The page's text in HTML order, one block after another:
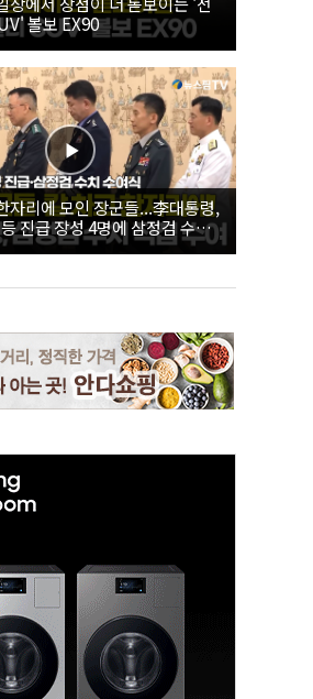
볼보 EX90
자리에 모인 장군들...李대통령,
진급 장성 4명에 삼정검 수치
장성 진급·삼정검 수치